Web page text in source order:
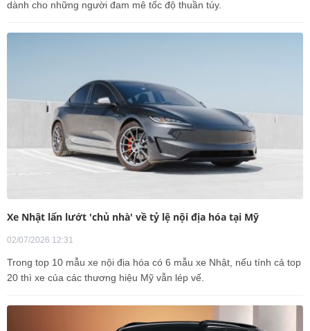
dành cho những người đam mê tốc độ thuần túy.
Xe Nhật lấn lướt 'chủ nhà' về tỷ lệ nội địa hóa tại Mỹ
02/07/2026 12:31
Trong top 10 mẫu xe nội địa hóa có 6 mẫu xe Nhật, nếu tính cả top
20 thì xe của các thương hiệu Mỹ vẫn lép vế.